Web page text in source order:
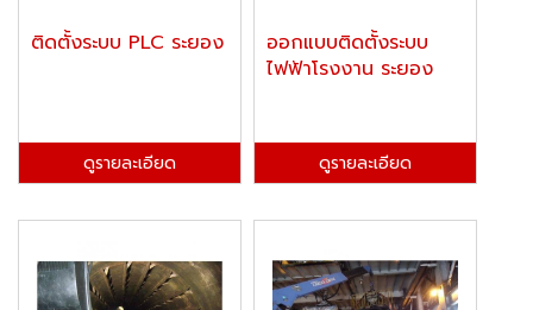
ติดตั้งระบบ PLC ระยอง
ดูรายละเอียด
ออกแบบติดตั้งระบบ
ไฟฟ้าโรงงาน ระยอง
ดูรายละเอียด